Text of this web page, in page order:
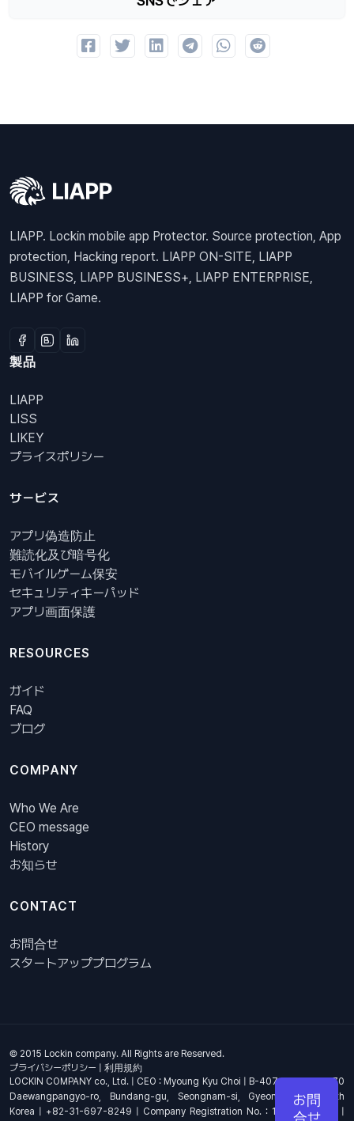
LIAPP. Lockin mobile app Protector. Source protection, App
protection, Hacking report. LIAPP ON-SITE, LIAPP
BUSINESS, LIAPP BUSINESS+, LIAPP ENTERPRISE,
LIAPP for Game.
製品
LIAPP
LISS
LIKEY
プライスポリシー
サービス
アプリ偽造防止
難読化及び暗号化
モバイルゲーム保安
セキュリティキーパッド
アプリ画面保護
RESOURCES
ガイド
FAQ
ブログ
COMPANY
Who We Are
CEO message
History
お知らせ
CONTACT
お問合せ
スタートアッププログラム
© 2015 Lockin company. All Rights are Reserved.
プライバシーポリシー | 利用規約
LOCKIN COMPANY co., Ltd. | CEO : Myoung Kyu Choi | B-407, 4th Floor, 670
Daewangpangyo-ro, Bundang-gu, Seongnam-si, Gyeonggi-do, South
Korea | +82-31-697-8249 | Company Registration No. : 144-81-17703 |
お問
合せ